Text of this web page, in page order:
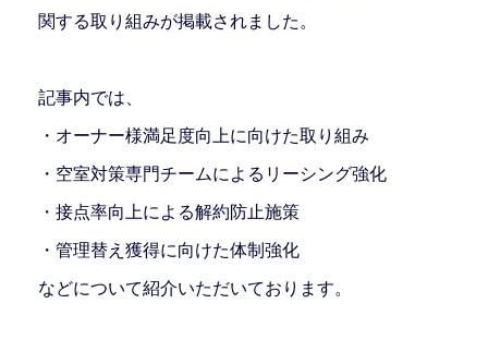
関する取り組みが掲載されました。
記事内では、
・オーナー様満足度向上に向けた取り組み
・空室対策専門チームによるリーシング強化
・接点率向上による解約防止施策
・管理替え獲得に向けた体制強化
などについて紹介いただいております。